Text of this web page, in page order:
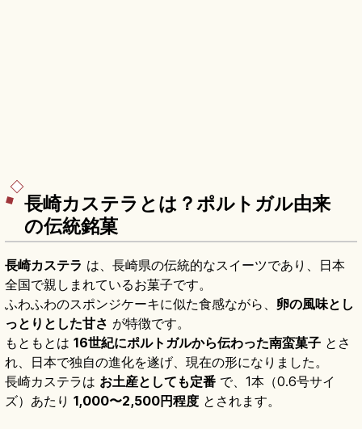
長崎カステラとは？ポルトガル由来
の伝統銘菓
長崎カステラ は、長崎県の伝統的なスイーツであり、日本
全国で親しまれているお菓子です。
ふわふわのスポンジケーキに似た食感ながら、 卵の風味とし
っとりとした甘さ が特徴です。
もともとは 16世紀にポルトガルから伝わった南蛮菓子 とさ
れ、日本で独自の進化を遂げ、現在の形になりました。
長崎カステラは お土産としても定番 で、1本（0.6号サイ
ズ）あたり 1,000〜2,500円程度 とされます。